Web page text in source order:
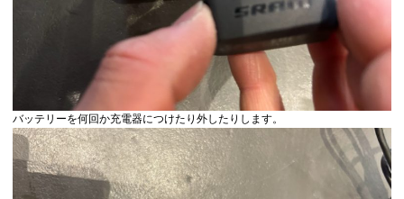
バッテリーを何回か充電器につけたり外したりします。